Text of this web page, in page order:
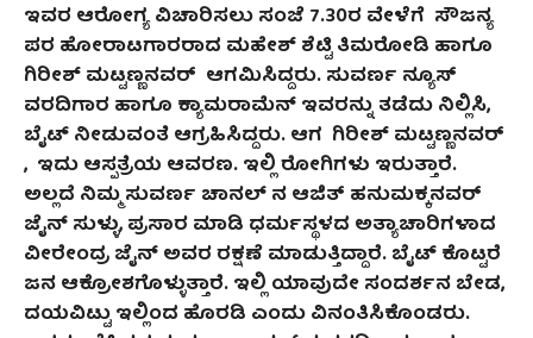
ಇವರ ಆರೋಗ್ಯ ವಿಚಾರಿಸಲು ಸಂಜೆ 7.30ರ ವೇಳೆಗೆ ಸೌಜನ್ಯ
ಪರ ಹೋರಾಟಗಾರರಾದ ಮಹೇಶ್ ಶೆಟ್ಟಿ ತಿಮರೋಡಿ ಹಾಗೂ
ಗಿರೀಶ್ ಮಟ್ಟಣ್ಣನವರ್ ಆಗಮಿಸಿದ್ದರು. ಸುವರ್ಣ ನ್ಯೂಸ್
ವರದಿಗಾರ ಹಾಗೂ ಕ್ಯಾಮರಾಮೆನ್ ಇವರನ್ನು ತಡೆದು ನಿಲ್ಲಿಸಿ,
ಬೈಟ್‌ ನೀಡುವಂತೆ ಆಗ್ರಹಿಸಿದ್ದರು. ಆಗ ಗಿರೀಶ್ ಮಟ್ಟಣ್ಣನವರ್‌
, ಇದು ಆಸ್ಪತ್ರೆಯ ಆವರಣ. ಇಲ್ಲಿ ರೋಗಿಗಳು ಇರುತ್ತಾರೆ.
ಅಲ್ಲದೆ ನಿಮ್ಮ ಸುವರ್ಣ ಚಾನಲ್ ನ ಆಜಿತ್ ಹನುಮಕ್ಕನವರ್‌
ಜೈನ್ ಸುಳ್ಳು, ಪ್ರಸಾರ ಮಾಡಿ ಧರ್ಮಸ್ಥಳದ ಅತ್ಯಾಚಾರಿಗಳಾದ
ವೀರೇಂದ್ರ ಜೈನ್ ಅವರ ರಕ್ಷಣೆ ಮಾಡುತ್ತಿದ್ದಾರೆ. ಬೈಟ್‌ ಕೊಟ್ಟರೆ
ಜನ ಆಕ್ರೋಶಗೊಳ್ಳುತ್ತಾರೆ. ಇಲ್ಲಿ ಯಾವುದೇ ಸಂದರ್ಶನ ಬೇಡ,
ದಯವಿಟ್ಟು ಇಲ್ಲಿಂದ ಹೊರಡಿ ಎಂದು ವಿನಂತಿಸಿಕೊಂಡರು.